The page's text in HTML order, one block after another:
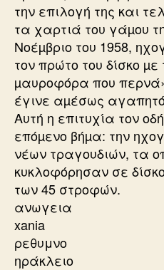
την επιλογή της και
τα χαρτιά του γάµου
Νοέµβριο του 1958,
τον πρώτο του δίσκο µε
µαυροφόρα που
έγινε αµέσως
Αυτή η επιτυχία τον
επόµενο βήµα: την
νέων τραγουδιών, τα
κυκλοφόρησαν σε
των 45 στροφών.
ανωγεια
xania
ρεθυμνο
ηράκλειο